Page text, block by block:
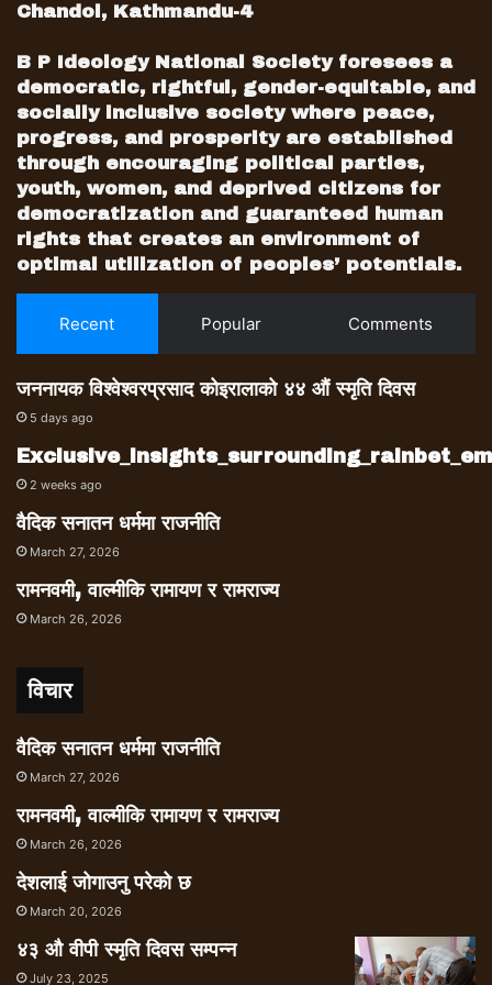
परिषदले किन उनलाई नगरी अर्कोलाई सिफारिस गर्ने
भन्ने प्रश्न उठाएनन् । परिषदका एक सदस्यका अनुसार
बरु उनले संघीय कानुन बनाउनुपर्छ भने । जुन कुरामा
प्रधानमन्त्रीलगायत अन्य पदाधिकारीहरुले असहमति
जनाउने सन्दर्भ नै थिएन । त्यहाँ सबैले संघीय कानुन
बनाउने देउवाको प्रस्तावमा सहमति जनाए ।
माधव नेपालको इतिहास, देउवाको वर्तमान
बिहीबारको संवैधानिक परिषद बैठक सर्वसम्मतिमा पुग्न
नसकेर अनिणिर्त बन्ने आँकलन धेरैले गरेका थिए ।
किनकी परिषदमा सर्वसम्मत नभएमा एकपटक फेरि
संवैधानिक परिषदका निर्णयहरु अल्पमत बहुमतका
आधारमा नगर्ने परम्परा छ । प्रधानन्यायाधीश सिफारिस
गर्ने बैठकमै अल्पमत र बहुमतको अवस्था आउन लाग्दा
२०५६ सालमा तत्कालिन प्रधानमन्त्री कृष्णप्रसाद
भट्टराई अल्पममा पर्ने भएपछि विपक्षी दलका नेता माधव
नेपालको हाबी भएको इतिहास पनि कतिपयले कोट्याउन
थालिसकेका थिए ।
त्यसबेला भट्टराई लक्ष्मणप्रसाद अर्याललाईर्
प्रधानन्यायाधीश बनाउन चाहान्थे । तर, अर्यालभन्दा
माथिल्लो बरियतामा केशवप्रसाद उपाध्याय थिए ।
विपक्षी दलका नेता माधव नेपाल र राष्ट्रियसभा अध्यक्ष
मोहम्मद मोहसिन एकातिर भएपछि भट्टराईको प्रयास
असफल भएको थियो ।
यसपटक दीपकराज जोशीका सन्दर्भमा कांग्रेसले
संस्थागत अडान लिने र प्रधानमन्त्रीलाई यस
प्रकरणमा अप्ठेरो पार्न सक्ने आँकलन विपरीत देउवा
सहज रुपमा ओमप्रकाश मिश्रको सिफारिसमा सहमत
भएपछि कांग्रेसभित्रै प्रश्न उठेका छन् । शुक्रबारको
पार्टी बैठकमा समेत औपचारिक र अनौपचारिक रुपमा
केही नेताले देउवालाई ओलीसँग के सम्झौता भयो ? भनेर
प्रश्न गरेका छन् ।
Chandol, Kathmandu-4
B P Ideology National Society foresees a
democratic, rightful, gender-equitable, and
socially inclusive society where peace,
progress, and prosperity are established
through encouraging political parties,
youth, women, and deprived citizens for
democratization and guaranteed human
rights that creates an environment of
optimal utilization of peoples’ potentials.
Recent Popular Comments
जननायक विश्वेश्वरप्रसाद कोइरालाको ४४ औं स्मृति दिवस
5 days ago
2 weeks ago
वैदिक सनातन धर्ममा राजनीति
March 27, 2026
रामनवमी, वाल्मीकि रामायण र रामराज्य
March 26, 2026
विचार
वैदिक सनातन धर्ममा राजनीति
March 27, 2026
रामनवमी, वाल्मीकि रामायण र रामराज्य
March 26, 2026
देशलाई जोगाउनु परेको छ
March 20, 2026
४३ औ वीपी स्मृति दिवस सम्पन्न
July 23, 2025